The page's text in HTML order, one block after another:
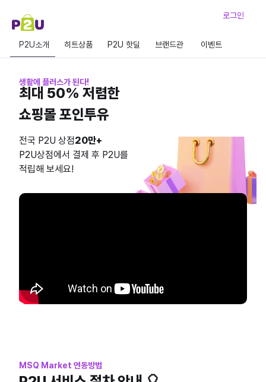
로그인
P2U소개 히트상품 P2U 핫딜 브랜드관 이벤트